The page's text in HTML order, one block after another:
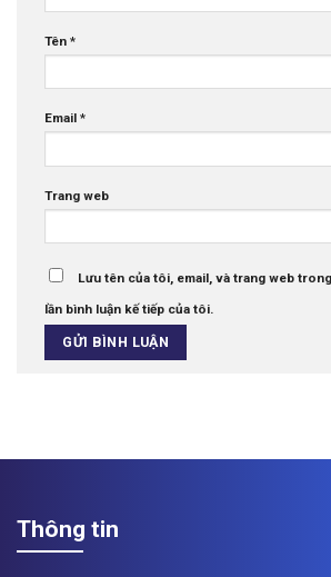
Tên *
Email *
Trang web
Lưu tên của tôi, email, và trang web
lần bình luận kế tiếp của tôi.
Thông tin